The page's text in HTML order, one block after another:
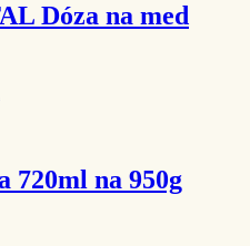
Dóza na med
720ml na 950g